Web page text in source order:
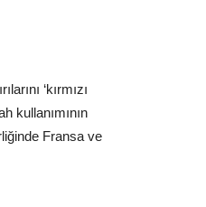
‘kırmızı
kullanımının
Fransa ve